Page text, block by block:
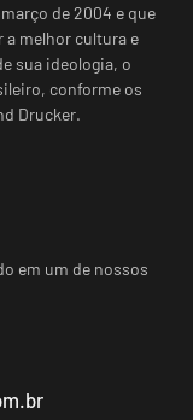
de 2004 e que
melhor cultura e
sua ideologia, o
conforme os
Drucker.
em um de nossos